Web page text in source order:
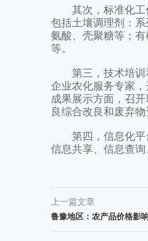
其次，标准化工作
包括土壤调理剂：
氨酸、壳聚糖等；
等。
第三，技术培训和
企业农化服务专家
成果展示方面，召
良综合改良和废弃
第四，信息化平台
信息共享、信息查询
上一篇文章
鲁豫地区：农产品价格影